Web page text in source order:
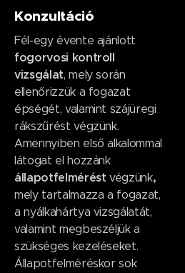
Konzultáció
Fél-egy évente ajánlott
fogorvosi kontroll
vizsgálat, mely során
ellenőrizzük a fogazat
épségét, valamint szájüregi
rákszűrést végzünk.
Amennyiben első alkalommal
látogat el hozzánk
állapotfelméréstvégzünk,
mely tartalmazza a fogazat,
a nyálkahártya vizsgálatát,
valamint megbeszéljük a
szükséges kezeléseket.
Állapotfelméréskor sok